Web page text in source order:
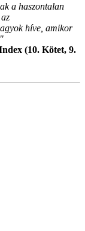
a haszontalan
híve, amikor
(10. Kötet, 9.